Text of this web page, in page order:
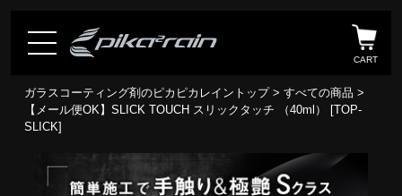
CART
ガラスコーティング剤のピカピカレイントップ> すべての商品 >
【メール便OK】SLICK TOUCH スリックタッチ （40ml） [TOP-
SLICK]